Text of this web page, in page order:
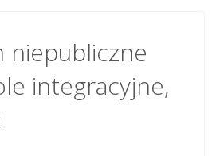
niepubliczne
integracyjne,